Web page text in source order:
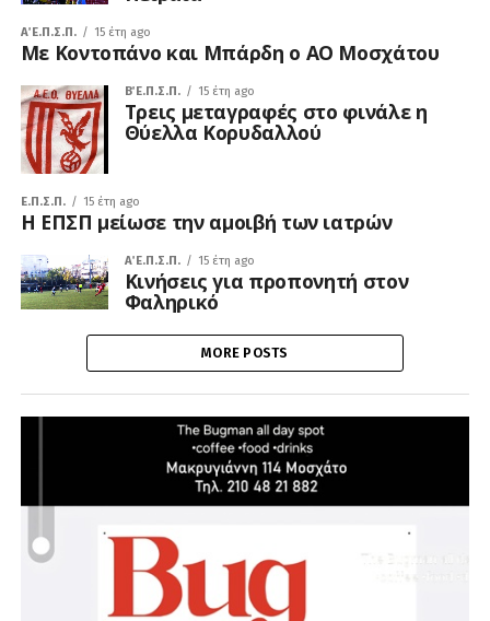
Α΄ Ε.Π.Σ.Π. 15 έτη ago
Με Κοντοπάνο και Μπάρδη ο ΑΟ Μοσχάτου
Β΄ Ε.Π.Σ.Π. 15 έτη ago
Τρεις μεταγραφές στο φινάλε η
Θύελλα Κορυδαλλού
Ε.Π.Σ.Π. 15 έτη ago
Η ΕΠΣΠ μείωσε την αμοιβή των ιατρών
Α΄ Ε.Π.Σ.Π. 15 έτη ago
Κινήσεις για προπονητή στον
Φαληρικό
MORE POSTS